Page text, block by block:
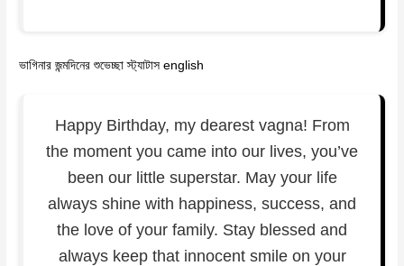
ভাগিনার জন্মদিনের শুভেচ্ছা স্ট্যাটাস english
Happy Birthday, my dearest vagna! From
the moment you came into our lives, you’ve
been our little superstar. May your life
always shine with happiness, success, and
the love of your family. Stay blessed and
always keep that innocent smile on your